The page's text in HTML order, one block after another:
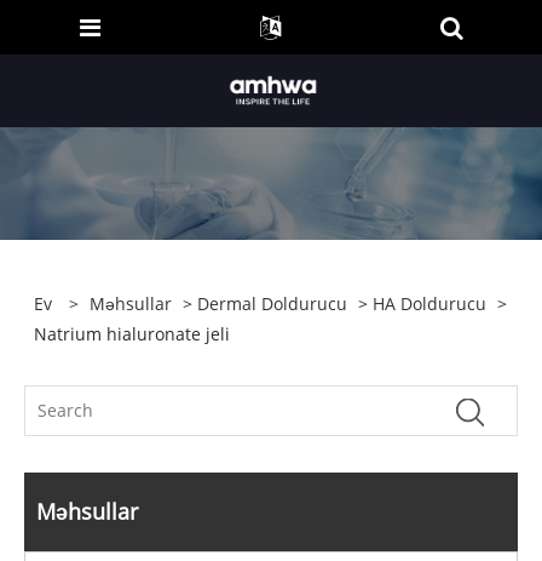
Ev > Məhsullar > Dermal Doldurucu > HA Doldurucu >
Natrium hialuronate jeli
Məhsullar